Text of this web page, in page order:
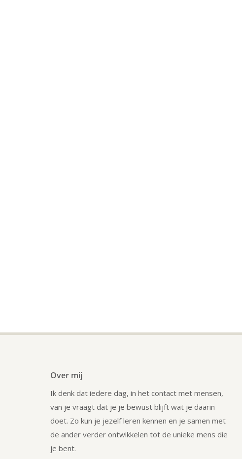
Over mij
Ik denk dat iedere dag, in het contact met mensen,
van je vraagt dat je je bewust blijft wat je daarin
doet. Zo kun je jezelf leren kennen en je samen met
de ander verder ontwikkelen tot de unieke mens die
je bent.